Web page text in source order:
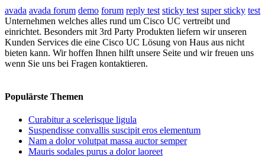
avada avada forum demo forum reply test sticky test super sticky test
Unternehmen welches alles rund um Cisco UC vertreibt und
einrichtet. Besonders mit 3rd Party Produkten liefern wir unseren
Kunden Services die eine Cisco UC Lösung von Haus aus nicht
bieten kann. Wir hoffen Ihnen hilft unsere Seite und wir freuen uns
wenn Sie uns bei Fragen kontaktieren.
Populärste Themen
Curabitur a scelerisque ligula
Suspendisse convallis suscipit eros elementum
Nam a dolor volutpat massa auctor semper
Mauris sodales purus a dolor laoreet